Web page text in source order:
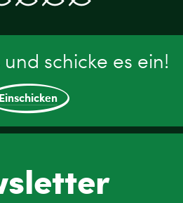
schicke es ein!
Einschicken